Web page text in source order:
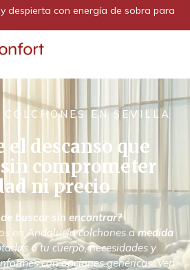
despierta con energía de sobra para
EN SEVILLA
el descanso que
comprometer
ni precio
buscar sin encontrar?
en Andalucía colchones amedida
a tu cuerpo, necesidades y
con opciones genéricas. Ven